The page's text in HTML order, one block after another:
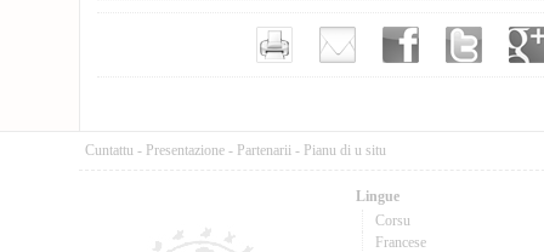
Cuntattu - Presentazione - Partenarii - Pianu di u situ
Lingue
Corsu
Francese